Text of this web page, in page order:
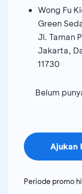
Wong Fu
Green
Jl. Taman
Jakarta,
11730
Belum
Ajukan
Periode promo